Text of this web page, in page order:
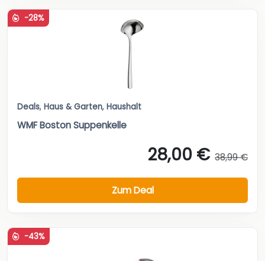
-28%
Deals, Haus & Garten, Haushalt
WMF Boston Suppenkelle
28,00 € 38,99 €
Zum Deal
-43%